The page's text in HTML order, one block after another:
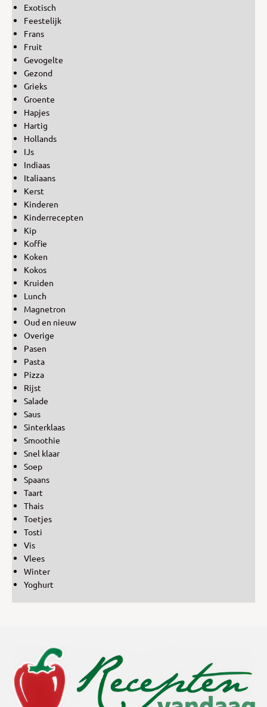
Exotisch
Feestelijk
Frans
Fruit
Gevogelte
Gezond
Grieks
Groente
Hapjes
Hartig
Hollands
IJs
Indiaas
Italiaans
Kerst
Kinderen
Kinderrecepten
Kip
Koffie
Koken
Kokos
Kruiden
Lunch
Magnetron
Oud en nieuw
Overige
Pasen
Pasta
Pizza
Rijst
Salade
Saus
Sinterklaas
Smoothie
Snel klaar
Soep
Spaans
Taart
Thais
Toetjes
Tosti
Vis
Vlees
Winter
Yoghurt